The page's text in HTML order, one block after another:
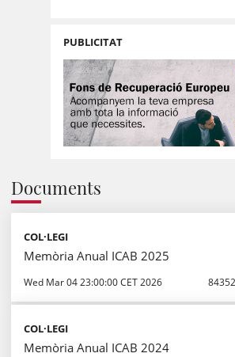
PUBLICITAT
Documents
COL·LEGI
Memòria Anual ICAB 2025
Wed Mar 04 23:00:00 CET 2026
COL·LEGI
Memòria Anual ICAB 2024